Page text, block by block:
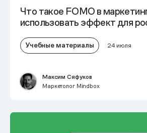
Что такое FOMO в
использовать эффект для
Учебные материалы 24 июля
Максим Сяфуков
Маркетолог Mindbox